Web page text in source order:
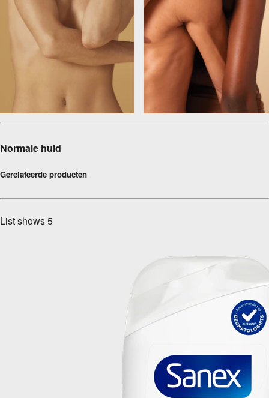
Normale huid
Gerelateerde producten
List shows5